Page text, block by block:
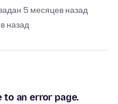
5 месяцев назад
назад
to an error page.